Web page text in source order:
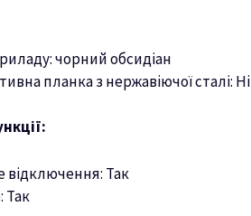
чорний обсидіан
планка з нержавіючої сталі: Ні
відключення: Так
Так